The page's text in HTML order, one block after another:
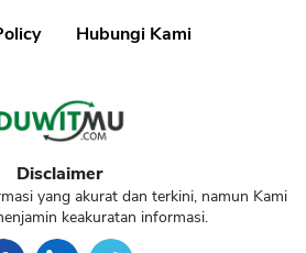
Hubungi Kami
Disclaimer
yang akurat dan terkini, namun Kami
keakuratan informasi.